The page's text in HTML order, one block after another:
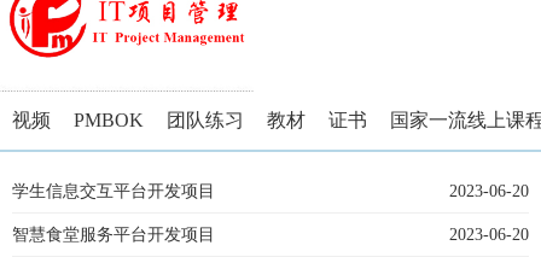
视频 PMBOK 团队练习 教材 证书 国家一流线上课
2023-06-20
学生信息交互平台开发项目
2023-06-20
智慧食堂服务平台开发项目